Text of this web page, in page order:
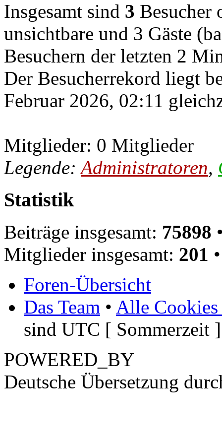
Insgesamt sind 3 Besucher
unsichtbare und 3 Gäste
Besuchern der letzten 2
Der Besucherrekord liegt
Februar 2026, 02:11
Mitglieder: 0 Mitglieder
Legende:Administratoren,
Statistik
Beiträge insgesamt: 75898
Mitglieder insgesamt: 201
Foren-Übersicht
Das Team • Alle Cookies
sind UTC [ Sommerzeit ]
POWERED_BY
Deutsche Übersetzung